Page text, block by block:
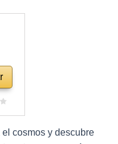
cosmos y descubre